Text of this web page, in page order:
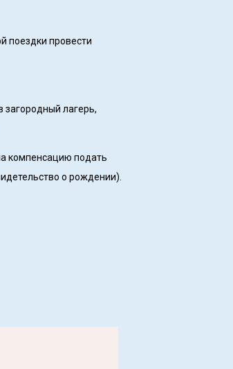
поездки провести
загородный лагерь,
компенсацию подать
о рождении).